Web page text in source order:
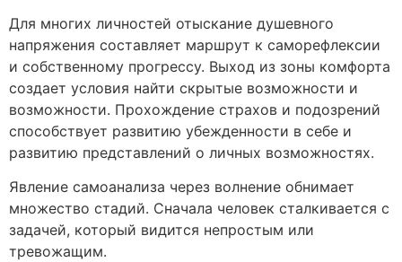
Для многих личностей отыскание душевного
напряжения составляет маршрут к саморефлексии
и собственному прогрессу. Выход из зоны комфорта
создает условия найти скрытые возможности и
возможности. Прохождение страхов и подозрений
способствует развитию убежденности в себе и
развитию представлений о личных возможностях.
Явление самоанализа через волнение обнимает
множество стадий. Сначала человек сталкивается с
задачей, который видится непростым или
тревожащим.